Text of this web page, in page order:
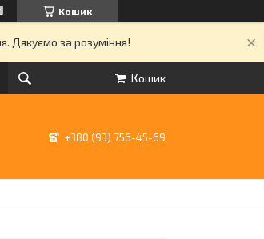
Кошик
Дякуємо за розуміння!
Кошик
+380 (93) 756-45-69